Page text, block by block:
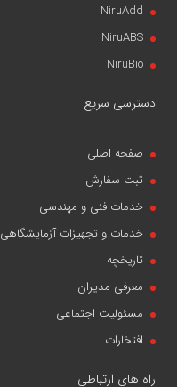
NiruAdd
NiruABS
NiruBio
دسترسی سریع
صفحه اصلی
ثبت سفارش
خدمات فنی و مهندسی
خدمات و تجهیزات آزمایشگاهی
تاریخچه
معرفی مدیران
مسئولیت اجتماعی
افتخارات
راه های ارتباطی